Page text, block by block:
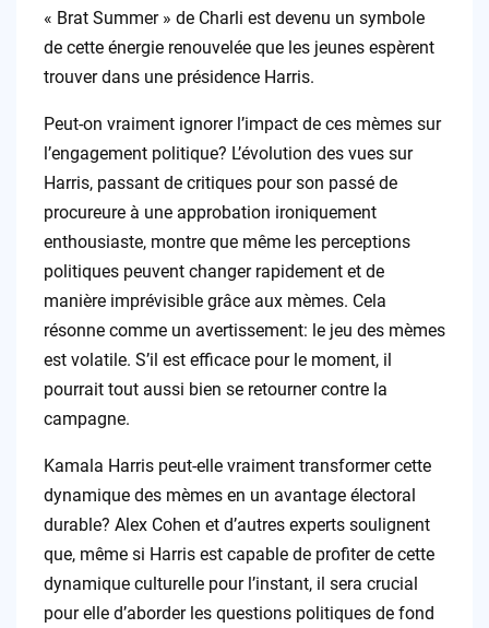
« Brat Summer » de Charli est devenu un symbole
de cette énergie renouvelée que les jeunes espèrent
trouver dans une présidence Harris.
Peut-on vraiment ignorer l’impact de ces mèmes sur
l’engagement politique? L’évolution des vues sur
Harris, passant de critiques pour son passé de
procureure à une approbation ironiquement
enthousiaste, montre que même les perceptions
politiques peuvent changer rapidement et de
manière imprévisible grâce aux mèmes. Cela
résonne comme un avertissement: le jeu des mèmes
est volatile. S’il est efficace pour le moment, il
pourrait tout aussi bien se retourner contre la
campagne.
Kamala Harris peut-elle vraiment transformer cette
dynamique des mèmes en un avantage électoral
durable? Alex Cohen et d’autres experts soulignent
que, même si Harris est capable de profiter de cette
dynamique culturelle pour l’instant, il sera crucial
pour elle d’aborder les questions politiques de fond